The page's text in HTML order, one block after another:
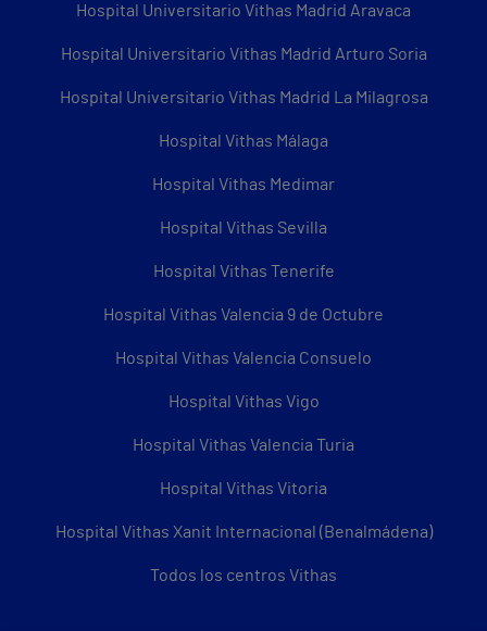
Hospital Universitario Vithas Madrid Aravaca
Hospital Universitario Vithas Madrid Arturo Soria
Hospital Universitario Vithas Madrid La Milagrosa
Hospital Vithas Málaga
Hospital Vithas Medimar
Hospital Vithas Sevilla
Hospital Vithas Tenerife
Hospital Vithas Valencia 9 de Octubre
Hospital Vithas Valencia Consuelo
Hospital Vithas Vigo
Hospital Vithas Valencia Turia
Hospital Vithas Vitoria
Hospital Vithas Xanit Internacional (Benalmádena)
Todos los centros Vithas